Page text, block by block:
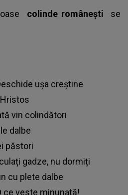
colinde românești
se
uşa creştine
vin colindători
dalbe
păstori
gadze, nu dormiți
cu plete dalbe
ce veste minunată!